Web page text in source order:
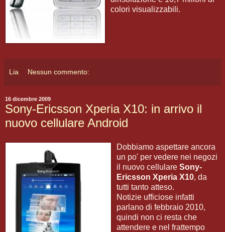
colori visualizzabili.
Lia Nessun commento:
16 dicembre 2009
Sony-Ericsson Xperia X10: in arrivo il
nuovo cellulare Android
Dobbiamo aspettare ancora
un po' per vedere nei negozi
il nuovo cellulare Sony-
Ericsson Xperia X10, da
tutti tanto atteso.
Notizie ufficiose infatti
parlano di febbraio 2010,
quindi non ci resta che
attendere e nel frattempo